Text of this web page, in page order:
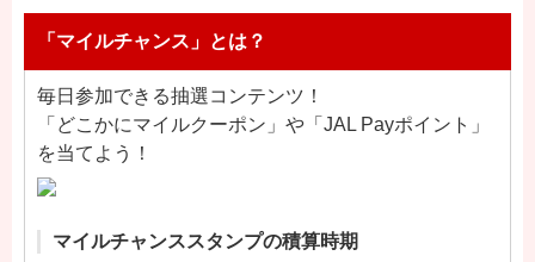
「マイルチャンス」とは？
毎日参加できる抽選コンテンツ！
「どこかにマイルクーポン」や「JAL Payポイント」
を当てよう！
マイルチャンススタンプの積算時期